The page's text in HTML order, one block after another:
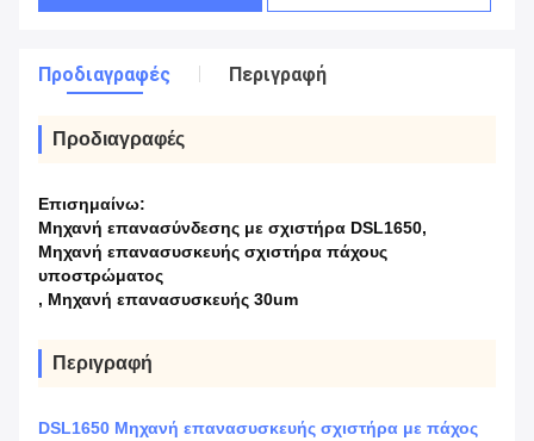
Προδιαγραφές Περιγραφή
Προδιαγραφές
Επισημαίνω:
Μηχανή επανασύνδεσης με σχιστήρα DSL1650,
Μηχανή επανασυσκευής σχιστήρα πάχους
υποστρώματος
, Μηχανή επανασυσκευής 30um
Περιγραφή
DSL1650 Μηχανή επανασυσκευής σχιστήρα με πάχος